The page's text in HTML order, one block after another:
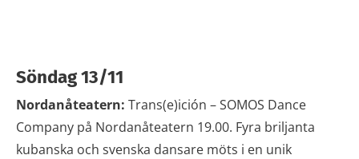
Söndag 13/11
Nordanåteatern: Trans(e)ición – SOMOS Dance
Company på Nordanåteatern 19.00. Fyra briljanta
kubanska och svenska dansare möts i en unik